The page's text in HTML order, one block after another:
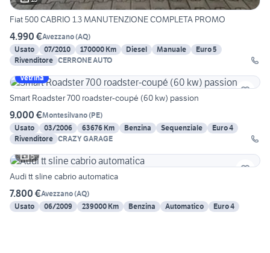
Fiat 500 CABRIO 1.3 MANUTENZIONE COMPLETA PROMO
4.990 €Avezzano(AQ)
Usato
07/2010 170000 Km Diesel Manuale
Euro 5
Rivenditore CERRONE AUTO
Vetrina
Smart Roadster 700 roadster-coupé (60 kw) passion
9.000 €Montesilvano(PE)
Usato
03/2006 63676 Km Benzina Sequenziale
Euro 4
Rivenditore CRAZY GARAGE
5
Audi tt sline cabrio automatica
7.800 €Avezzano(AQ)
Usato
06/2009 239000 Km Benzina Automatico Euro 4